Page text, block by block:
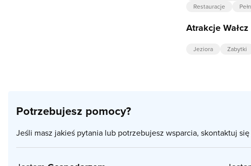
Restauracje
Atrakcje Wałcz
Jeziora Zabytki
Potrzebujesz pomocy?
Jeśli masz jakieś pytania lub potrzebujesz wsparcia, skontaktuj się